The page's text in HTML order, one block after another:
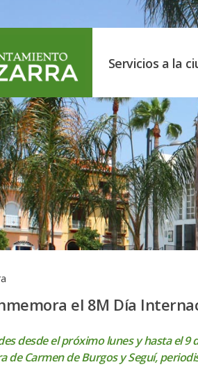
Servicios a la
el 8M Día
desde el próximo lunes y hasta el 9
de Carmen de Burgos y Seguí,